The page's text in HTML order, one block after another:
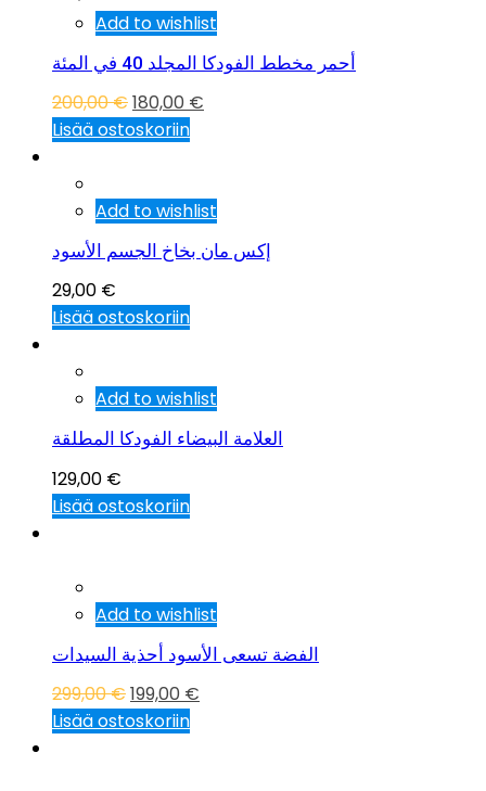
Add to wishlist
أحمر مخطط الفودكا المجلد 40 في المئة
200,00€180,00 €
Lisää ostoskoriin
Add to wishlist
إكس مان بخاخ الجسم الأسود
29,00 €
Lisää ostoskoriin
Add to wishlist
العلامة البيضاء الفودكا المطلقة
129,00 €
Lisää ostoskoriin
Add to wishlist
الفضة تسعى الأسود أحذية السيدات
299,00€199,00 €
Lisää ostoskoriin